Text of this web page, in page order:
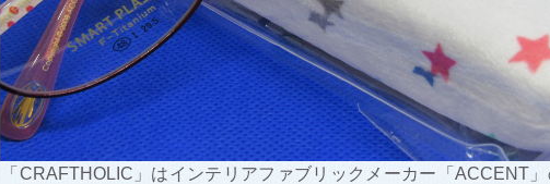
「CRAFTHOLIC」はインテリアファブリックメーカー「ACCENT